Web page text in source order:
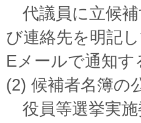
代議員に立候補
び連絡先を明記
Eメールで通知
(2) 候補者名簿の
役員等選挙実施